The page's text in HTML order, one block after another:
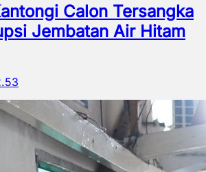
Calon Tersangka
Jembatan Air Hitam